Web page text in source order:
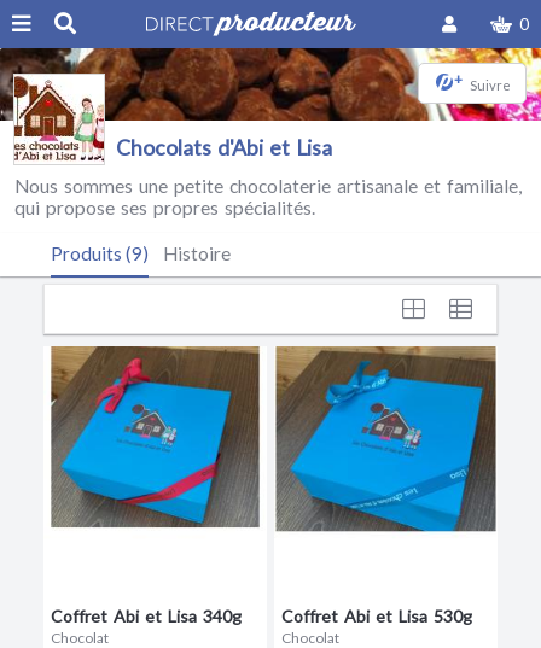
0
+ Suivre
Chocolats d'Abi et Lisa
Nous sommes une petite chocolaterie artisanale et familiale,
qui propose ses propres spécialités.
Produits (9) Histoire
Coffret Abi et Lisa 340g
Chocolat
Coffret Abi et Lisa 530g
Chocolat